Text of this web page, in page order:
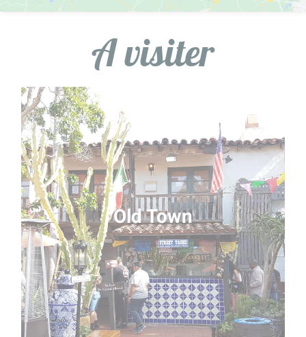
A visiter
Old Town
Old Town
La vieille ville de San Diego est surprenante, tant il
est inhabituel de trouver un tel centre historique en
Amérique. Au nord du centre-ville actuel, parcourez
les petites rues historiques et places aux allures du
Mexique. De nombreux restaurants et boutiques
traditionnels vous accueillent sur place, ainsi qu’un
grand parc et plusieurs musées. Un espace très
agréable à vivre ou vous pouvez facilement passer
la journée durant votre séjour linguistique à San
Diego.